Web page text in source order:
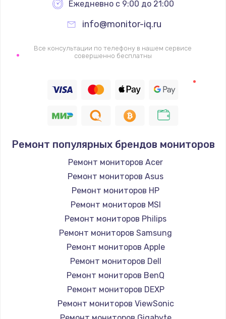
Помехи и искажение звука
900 руб.
1400 руб.
Заказать
Восстановление цепи питания, пайка
880 руб.
Программный ремонт/прошивка
Заказать
Замена Bluetooth/Wi-Fi модуля
800 руб.
Заказать
Замена картридера
890 руб.
Ежедневно с 9:00 до 21:00
info@monitor-iq.ru
Все консультации по телефону в нашем сервисе
совершенно бесплатны
Ремонт популярных брендов мониторов
Ремонт мониторов Acer
Ремонт мониторов Asus
Ремонт мониторов HP
Ремонт мониторов MSI
Ремонт мониторов Philips
Ремонт мониторов Samsung
Ремонт мониторов Apple
Ремонт мониторов Dell
Ремонт мониторов BenQ
Ремонт мониторов DEXP
Ремонт мониторов ViewSonic